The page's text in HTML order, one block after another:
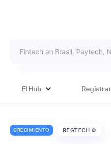
El Hub
CRECIMIENTO REGTECH ⚙️